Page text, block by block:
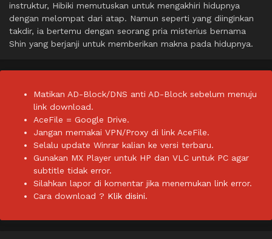
instruktur, Hibiki memutuskan untuk mengakhiri hidupnya
dengan melompat dari atap. Namun seperti yang diinginkan
takdir, ia bertemu dengan seorang pria misterius bernama
Shin yang berjanji untuk memberikan makna pada hidupnya.
Matikan AD-Block/DNS anti AD-Block sebelum menuju
link download.
AceFile = Google Drive.
Jangan memakai VPN/Proxy di link AceFile.
Selalu update Winrar kalian ke versi terbaru.
Gunakan MX Player untuk HP dan VLC untuk PC agar
subtitle tidak error.
Silahkan lapor di komentar jika menemukan link error.
Cara download ? Klik disini.